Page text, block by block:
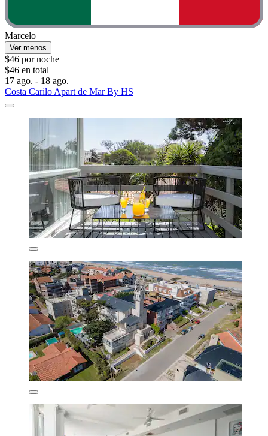
Marcelo
Ver menos
$46 por noche
$46 en total
17 ago. - 18 ago.
Costa Carilo Apart de Mar By HS